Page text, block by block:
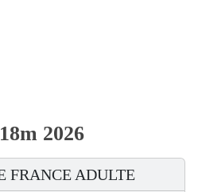
2026
FRANCE ADULTE